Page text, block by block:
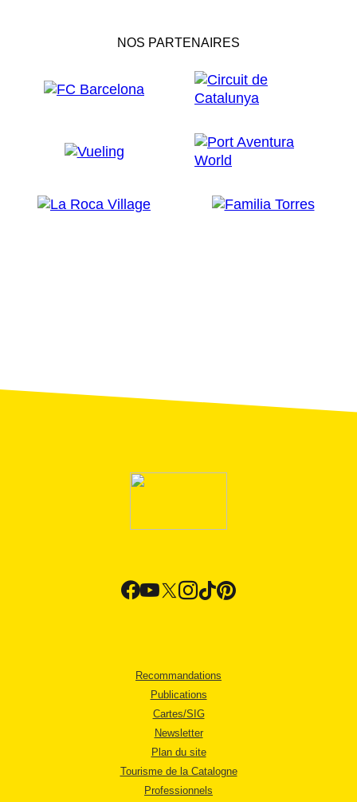
NOS PARTENAIRES
Recommandations
Publications
Cartes/SIG
Newsletter
Plan du site
Tourisme de la Catalogne
Professionnels